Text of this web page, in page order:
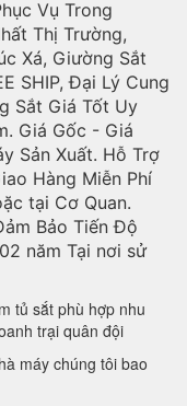
Vụ Trong
Thị Trường,
Xá, Giường Sắt
SHIP, Đại Lý Cung
Sắt Giá Tốt Uy
Giá Gốc - Giá
Sản Xuất. Hỗ Trợ
Hàng Miễn Phí
tại Cơ Quan.
Bảo Tiến Độ
năm Tại nơi sử
tủ sắt phù hợp nhu
trại quân đội
máy chúng tôi bao